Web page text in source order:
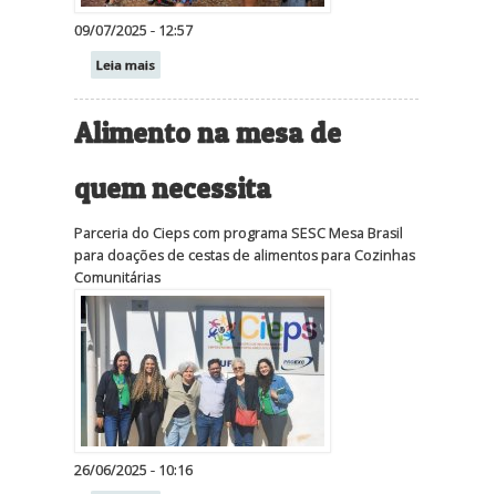
09/07/2025 - 12:57
Leia mais
Alimento na mesa de
quem necessita
Parceria do Cieps com programa SESC Mesa Brasil
para doações de cestas de alimentos para Cozinhas
Comunitárias
26/06/2025 - 10:16